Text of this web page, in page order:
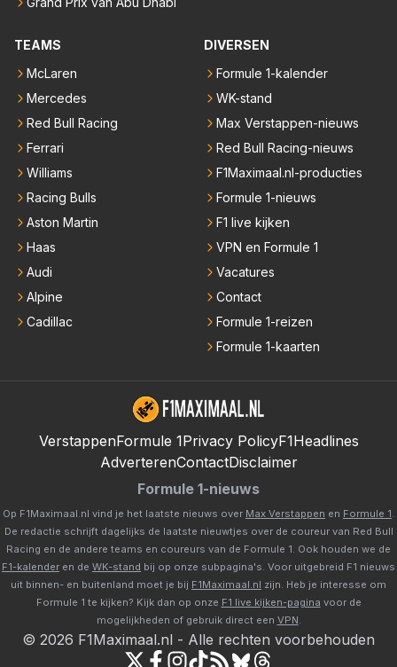
TEAMS
McLaren
Mercedes
Red Bull Racing
Ferrari
Williams
Racing Bulls
Aston Martin
Haas
Audi
Alpine
Cadillac
DIVERSEN
Formule 1-kalender
WK-stand
Max Verstappen-nieuws
Red Bull Racing-nieuws
F1Maximaal.nl-producties
Formule 1-nieuws
F1 live kijken
VPN en Formule 1
Vacatures
Contact
Formule 1-reizen
Formule 1-kaarten
VerstappenFormule 1Privacy PolicyF1Headlines
AdverterenContactDisclaimer
Formule 1-nieuws
Op F1Maximaal.nl vind je het laatste nieuws over Max Verstappen en Formule 1
De redactie schrijft dagelijks de laatste nieuwtjes over de coureur van Red Bull
Racing en de andere teams en coureurs van de Formule 1. Ook houden we de
F1-kalender en de WK-stand bij op onze subpagina's. Voor uitgebreid F1 nieuws
uit binnen- en buitenland moet je bij F1Maximaal.nl zijn. Heb je interesse om
Formule 1 te kijken? Kijk dan op onze F1 live kijken-pagina voor de
mogelijkheden of gebruik direct een VPN
© 2026 F1Maximaal.nl - Alle rechten voorbehouden